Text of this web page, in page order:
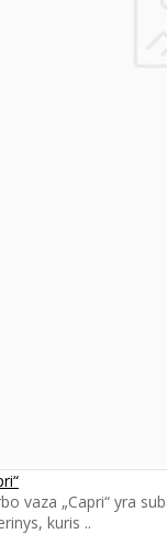
vaza „Capri“ yra
kuris ..